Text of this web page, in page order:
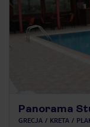
Panorama
GRECJA KRETA